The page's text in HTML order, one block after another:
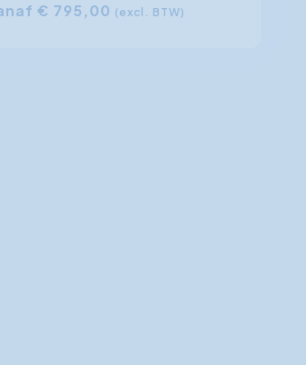
€ 795,00 (excl. BTW)